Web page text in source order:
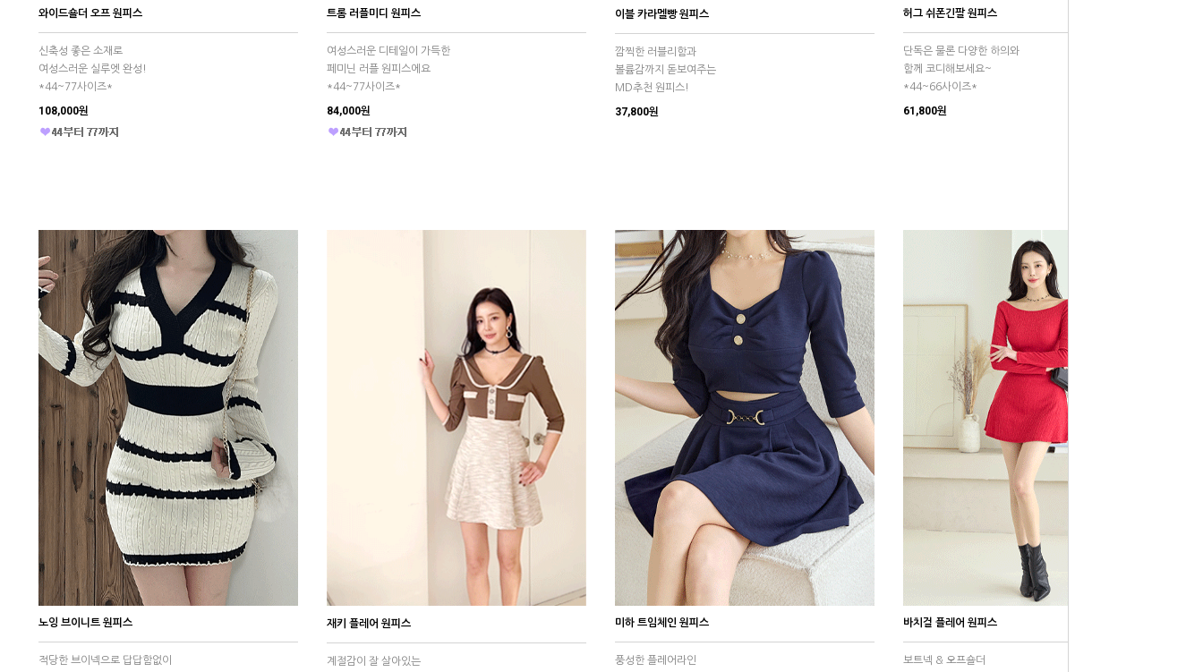
와이드숄더 오프 원피스
신축성 좋은 소재로
여성스러운 실루엣 완성!
*44~77사이즈*
108,000원
트롬 러플미디 원피스
여성스러운 디테일이 가득한
페미닌 러플 원피스에요
*44~77사이즈*
84,000원
이블 카라멜빵 원피스
깜찍한 러블리함과
볼륨감까지 돋보여주는
MD추천 원피스!
37,800원
허그 쉬폰긴팔 원피스
단독은 물론 다양한 하의와
함께 코디해보세요~
*44~66사이즈*
61,800원
노잉 브이니트 원피스
적당한 브이넥으로 답답함없이
재키 플레어 원피스
계절감이 잘 살아있는
미하 트임체인 원피스
풍성한 플레어라인
바치걸 플레어 원피스
보트넥 & 오프숄더